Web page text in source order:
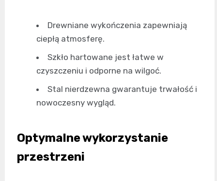
Drewniane wykończenia zapewniają
ciepłą atmosferę.
Szkło hartowane jest łatwe w
czyszczeniu i odporne na wilgoć.
Stal nierdzewna gwarantuje trwałość i
nowoczesny wygląd.
Optymalne wykorzystanie
przestrzeni